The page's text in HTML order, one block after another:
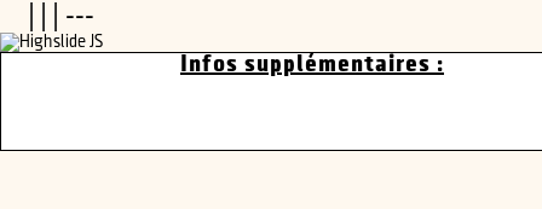
| | | ---
Infos supplémentaires :